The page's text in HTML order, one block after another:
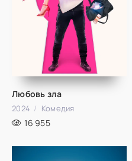
Любовь зла
2024 Комедия
16 955